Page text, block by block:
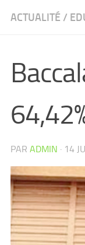
ACTUALITÉ /
PAR ADMIN · 14